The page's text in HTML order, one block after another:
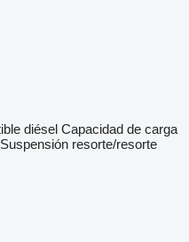
diésel Capacidad de carga
Suspensión resorte/resorte